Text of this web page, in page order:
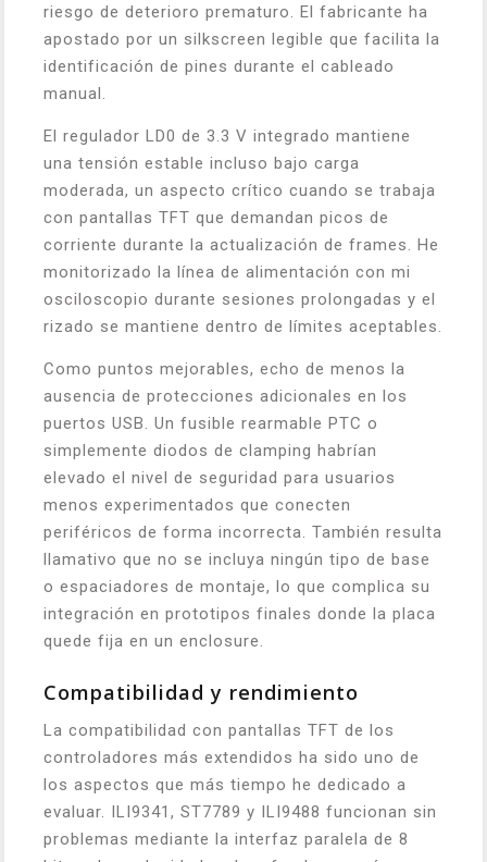
riesgo de deterioro prematuro. El fabricante ha
apostado por un silkscreen legible que facilita la
identificación de pines durante el cableado
manual.
El regulador LD0 de 3.3 V integrado mantiene
una tensión estable incluso bajo carga
moderada, un aspecto crítico cuando se trabaja
con pantallas TFT que demandan picos de
corriente durante la actualización de frames. He
monitorizado la línea de alimentación con mi
osciloscopio durante sesiones prolongadas y el
rizado se mantiene dentro de límites aceptables.
Como puntos mejorables, echo de menos la
ausencia de protecciones adicionales en los
puertos USB. Un fusible rearmable PTC o
simplemente diodos de clamping habrían
elevado el nivel de seguridad para usuarios
menos experimentados que conecten
periféricos de forma incorrecta. También resulta
llamativo que no se incluya ningún tipo de base
o espaciadores de montaje, lo que complica su
integración en prototipos finales donde la placa
quede fija en un enclosure.
Compatibilidad y rendimiento
La compatibilidad con pantallas TFT de los
controladores más extendidos ha sido uno de
los aspectos que más tiempo he dedicado a
evaluar. ILI9341, ST7789 y ILI9488 funcionan sin
problemas mediante la interfaz paralela de 8